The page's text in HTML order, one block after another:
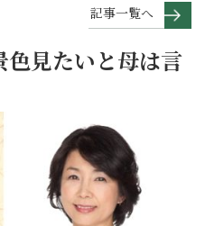
記事一覧へ
見たいと母は言